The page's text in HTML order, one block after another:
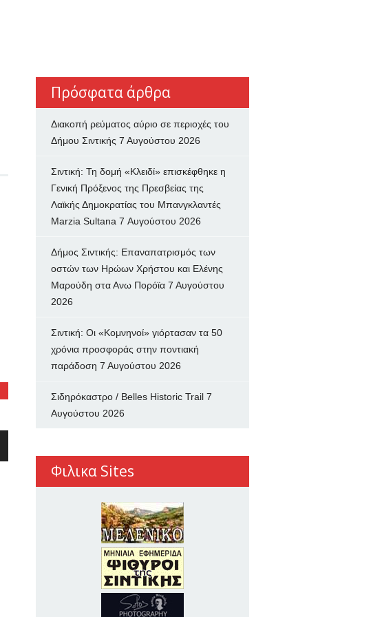
Πρόσφατα άρθρα
Διακοπή ρεύματος αύριο σε περιοχές του
Δήμου Σιντικής 7 Αυγούστου 2026
Σιντική: Τη δομή «Κλειδί» επισκέφθηκε η
Γενική Πρόξενος της Πρεσβείας της
Λαϊκής Δημοκρατίας του Μπανγκλαντές
Marzia Sultana 7 Αυγούστου 2026
Δήμος Σιντικής: Επαναπατρισμός των
oστών των Ηρώων Χρήστου και Ελένης
Μαρούδη στα Ανω Πορόϊα 7 Αυγούστου
2026
Σιντική: Οι «Κομνηνοί» γιόρτασαν τα 50
χρόνια προσφοράς στην ποντιακή
παράδοση 7 Αυγούστου 2026
Σιδηρόκαστρο / Belles Historic Trail 7
Αυγούστου 2026
Φιλικα Sites